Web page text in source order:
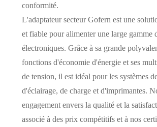
conformité.
L'adaptateur secteur Gofern est une
et fiable pour alimenter une large gamme
électroniques. Grâce à sa grande
fonctions d'économie d'énergie et ses
de tension, il est idéal pour les systèmes
d'éclairage, de charge et d'imprimantes.
engagement envers la qualité et la
associé à des prix compétitifs et à nos